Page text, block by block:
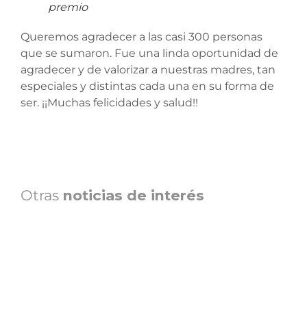
premio
Queremos agradecer a las casi 300 personas
que se sumaron. Fue una linda oportunidad de
agradecer y de valorizar a nuestras madres, tan
especiales y distintas cada una en su forma de
ser. ¡¡Muchas felicidades y salud!!
Otras noticias de interés